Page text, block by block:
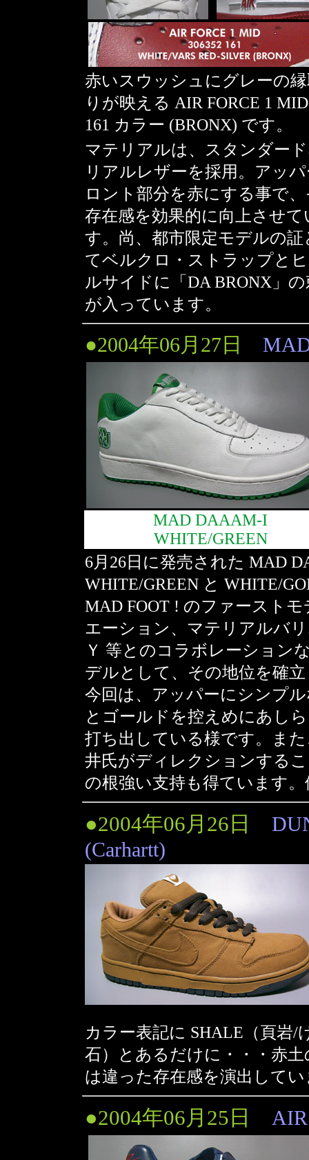
赤いスウッシュにグレーの
りが映える AIR FORCE 1
161 カラー (BRONX) です。
マテリアルは、スタンダー
リアルレザーを採用。アッ
ロント部分を赤にする事で
存在感を効果的に向上させて
す。尚、都市限定モデルの証
てベルクロ・ストラップと
ルサイドに「DA BRONX」
が入っています。
●2004年06月27日
MAD DAAAM-I
WHITE/GREEN
6月26日に発売された MAD
WHITE/GREEN と WHITE/
MAD FOOT ! のファースト
エーション、マテリアルバ
Ｙ 等とのコラボレーション
デルとして、その地位を確
今回は、アッパーにシンプ
とゴールドを控えめにあし
打ち出している様です。ま
井氏がディレクションする
の根強い支持も得ています。
●2004年06月26日
(Carhartt)
カラー表記に SHALE（頁岩
石）とあるだけに・・・赤
は違った存在感を演出してい
●2004年06月25日